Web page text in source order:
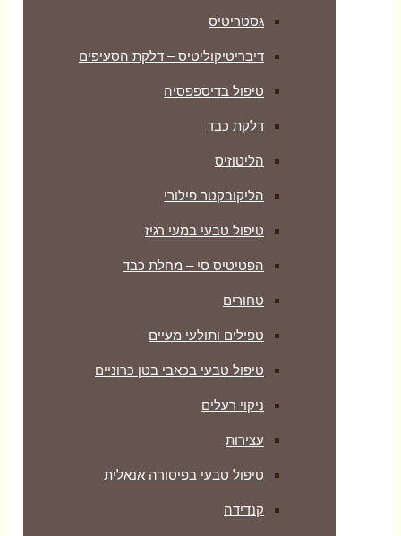
גסטריטיס
דיבריטיקוליטיס – דלקת הסעיפים
טיפול בדיספפסיה
דלקת כבד
הליטוזיס
הליקובקטר פילורי
טיפול טבעי במעי רגיז
הפטיטיס סי – מחלת כבד
טחורים
טפילים ותולעי מעיים
טיפול טבעי בכאבי בטן כרוניים
ניקוי רעלים
עצירות
טיפול טבעי בפיסורה אנאלית
קנדידה